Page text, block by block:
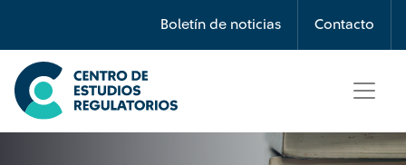
Boletín de noticias Contacto
Búsqueda
Seleccione país